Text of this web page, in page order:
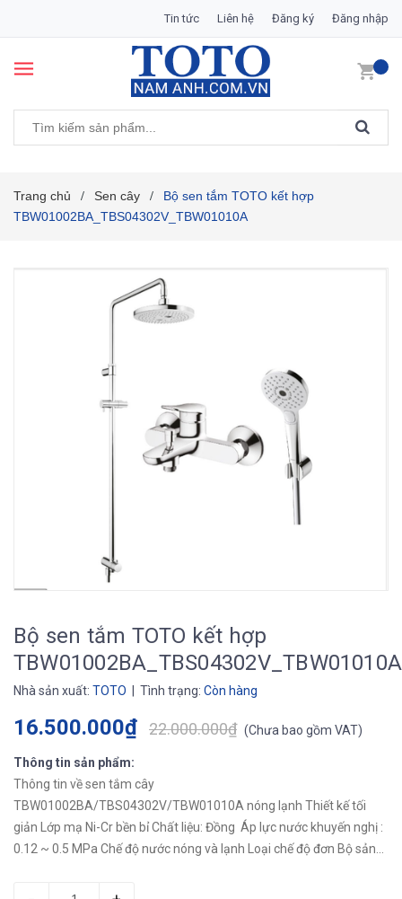
Tin tức Liên hệ Đăng ký Đăng nhập
Trang chủ / Sen cây /
Bộ sen tắm TOTO kết hợp
TBW01002BA_TBS04302V_TBW01010A
Bộ sen tắm TOTO kết hợp
TBW01002BA_TBS04302V_TBW01010A
Nhà sản xuất: TOTO | Tình trạng: Còn hàng
16.500.000₫ 22.000.000₫ (Chưa bao gồm VAT)
Thông tin sản phẩm:
Thông tin về sen tắm cây
TBW01002BA/TBS04302V/TBW01010A nóng lạnh Thiết kế tối
giản Lớp mạ Ni-Cr bền bỉ Chất liệu: Đồng Áp lực nước khuyến nghị :
0.12 ~ 0.5 MPa Chế độ nước nóng và lạnh Loại chế độ đơn Bộ sản